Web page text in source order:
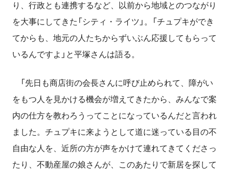
り、行政とも連携するなど、以前から地域とのつながり
を大事にしてきた「シティ・ライツ」。「チュプキができ
てからも、地元の人たちからずいぶん応援してもらって
いるんですよ」と平塚さんは語る。
「先日も商店街の会長さんに呼び止められて、障がい
をもつ人を見かける機会が増えてきたから、みんなで案
内の仕方を教わろうってことになっているんだと言われ
ました。チュプキに来ようとして道に迷っている目の不
自由な人を、近所の方が声をかけて連れてきてくださっ
たり、不動産屋の娘さんが、このあたりで新居を探して